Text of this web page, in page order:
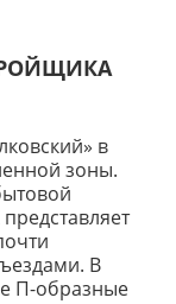
в
зоны.
В
П-образные